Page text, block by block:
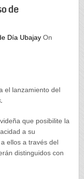
de
Día Ubajay On
el lanzamiento del
que posibilite la
a su
ellos a través del
distinguidos con